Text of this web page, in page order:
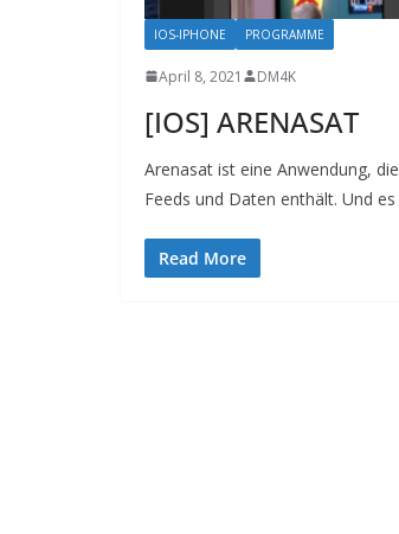
IOS-IPHONE PROGRAMME
April 8, 2021 DM4K
[IOS] ARENASAT
Arenasat ist eine Anwendung,
Feeds und Daten enthält. Und
Read More